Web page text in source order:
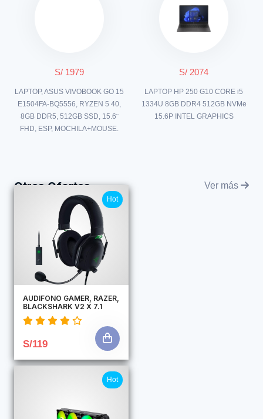
S/ 1979
LAPTOP, ASUS VIVOBOOK GO 15
E1504FA-BQ5556, RYZEN 5 40,
8GB DDR5, 512GB SSD, 15.6¨
FHD, ESP, MOCHILA+MOUSE.
S/ 2074
LAPTOP HP 250 G10 CORE i5
1334U 8GB DDR4 512GB NVMe
15.6P INTEL GRAPHICS
Otras Ofertas Ver más
Hot
AUDIFONO GAMER, RAZER,
BLACKSHARK V2 X 7.1
S/119
Hot